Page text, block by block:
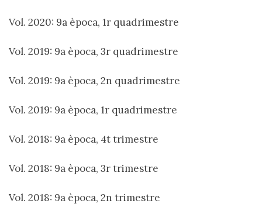
Vol. 2020: 9a època, 1r quadrimestre
Vol. 2019: 9a època, 3r quadrimestre
Vol. 2019: 9a època, 2n quadrimestre
Vol. 2019: 9a època, 1r quadrimestre
Vol. 2018: 9a època, 4t trimestre
Vol. 2018: 9a època, 3r trimestre
Vol. 2018: 9a època, 2n trimestre